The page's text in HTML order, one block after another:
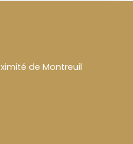
de Montreuil